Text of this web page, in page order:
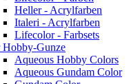
Heller - Acrylfarben
Italeri - Acrylfarben
Lifecolor - Farbsets
Gunze
Aqueous Hobby Colors
Aqueous Gundam Color